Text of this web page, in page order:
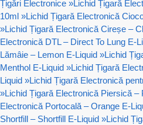
Țigări Electronice »Lichid Țigară
10ml »Lichid Țigară Electronică
»Lichid Țigară Electronică Cireșe –
Electronică DTL – Direct To Lung E-
Lămâie – Lemon E-Liquid »Lichid
Menthol E-Liquid »Lichid Țigară
Liquid »Lichid Țigară Electronică
»Lichid Țigară Electronică Piersică –
Electronică Portocală – Orange E-
Shortfill – Shortfill E-Liquid »Lichid